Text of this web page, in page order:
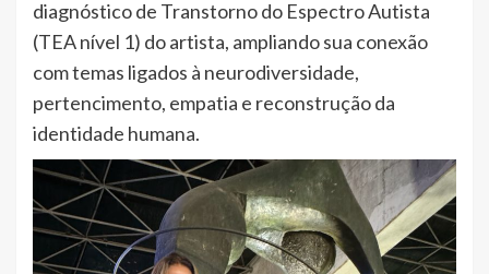
diagnóstico de Transtorno do Espectro Autista
(TEA nível 1) do artista, ampliando sua conexão
com temas ligados à neurodiversidade,
pertencimento, empatia e reconstrução da
identidade humana.